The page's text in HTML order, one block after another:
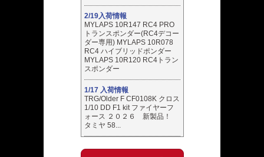
2/19入荷情報
MYLAPS 10R147 RC4 PRO
トランスポンダー(RC4デコー
ダー専用) MYLAPS 10R078
RC4 ハイブリッドポンダー
MYLAPS 10R120 RC4トラン
スポンダー
1/17 入荷情報
TRG/Older F CF0108K クロス
1/10 DD F1 kit ファイヤーフ
ォース ２０２６ 新製品！
タミヤ 58...